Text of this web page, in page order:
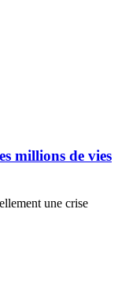
millions de vies
une crise